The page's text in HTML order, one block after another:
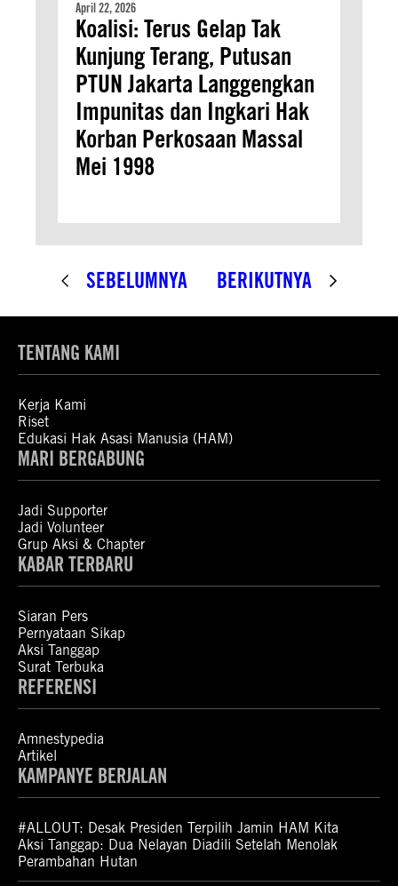
April 22, 2026
Koalisi: Terus Gelap Tak
Kunjung Terang, Putusan
PTUN Jakarta Langgengkan
Impunitas dan Ingkari Hak
Korban Perkosaan Massal
Mei 1998
SEBELUMNYA BERIKUTNYA
TENTANG KAMI
Kerja Kami
Riset
Edukasi Hak Asasi Manusia (HAM)
MARI BERGABUNG
Jadi Supporter
Jadi Volunteer
Grup Aksi & Chapter
KABAR TERBARU
Siaran Pers
Pernyataan Sikap
Aksi Tanggap
Surat Terbuka
REFERENSI
Amnestypedia
Artikel
KAMPANYE BERJALAN
#ALLOUT: Desak Presiden Terpilih Jamin HAM Kita
Aksi Tanggap: Dua Nelayan Diadili Setelah Menolak
Perambahan Hutan